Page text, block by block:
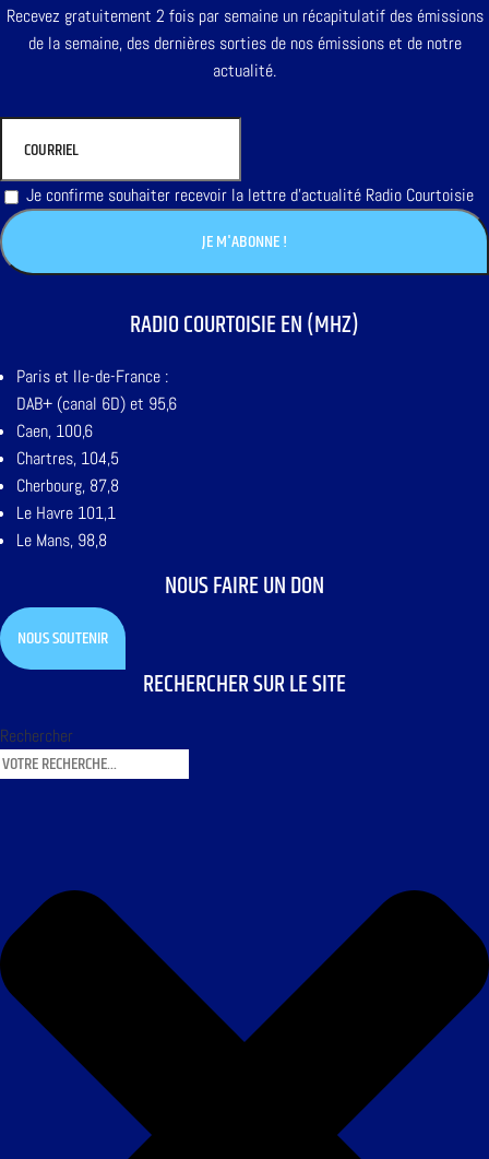
Recevez gratuitement 2 fois par semaine un récapitulatif des émissions
de la semaine, des dernières sorties de nos émissions et de notre
actualité.
Je confirme souhaiter recevoir la lettre d'actualité Radio Courtoisie
RADIO COURTOISIE EN (MHZ)
Paris et Ile-de-France :
DAB+ (canal 6D) et 95,6
Caen, 100,6
Chartres, 104,5
Cherbourg, 87,8
Le Havre 101,1
Le Mans, 98,8
NOUS FAIRE UN DON
NOUS SOUTENIR
RECHERCHER SUR LE SITE
Rechercher